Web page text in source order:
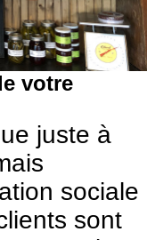
votre
juste à
sociale
sont